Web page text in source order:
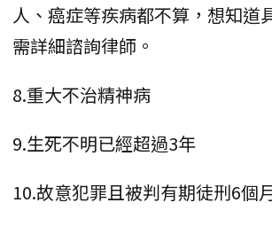
人、癌症等疾病都不算，想知道
需詳細諮詢律師。
8.重大不治精神病
9.生死不明已經超過3年
10.故意犯罪且被判有期徒刑6個